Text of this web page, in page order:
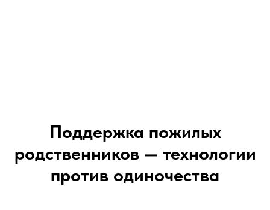
Поддержка пожилых
родственников — технологии
против одиночества